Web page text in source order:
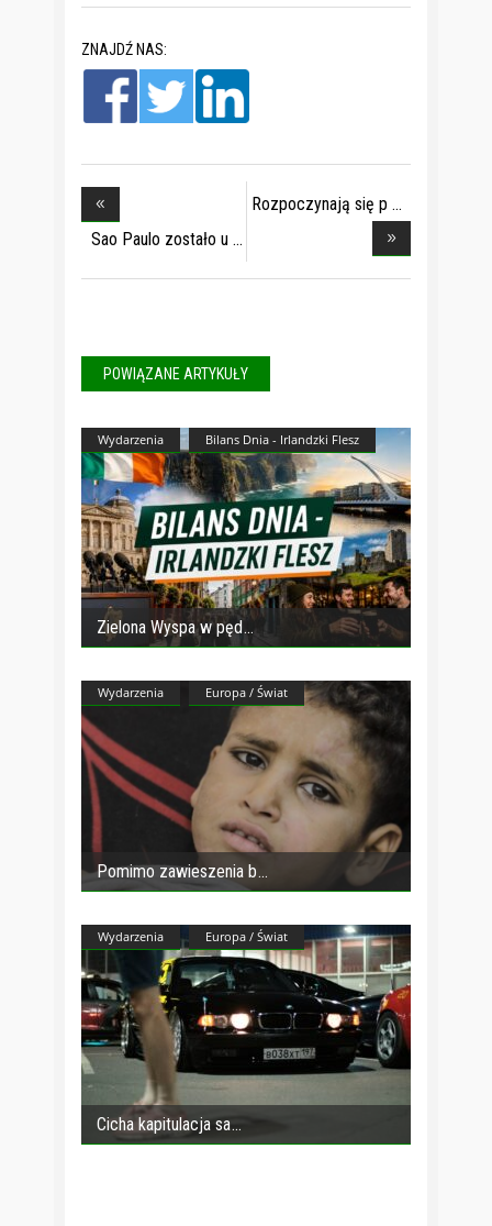
ZNAJDŹ NAS:
Sao Paulo zostało u
Rozpoczynają się p
POWIĄZANE ARTYKUŁY
Wydarzenia Bilans Dnia - Irlandzki Flesz
Zielona Wyspa w pęd
Wydarzenia Europa / Świat
Pomimo zawieszenia b
Wydarzenia Europa / Świat
Cicha kapitulacja sa